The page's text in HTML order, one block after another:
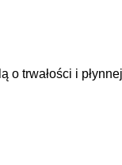
o trwałości i